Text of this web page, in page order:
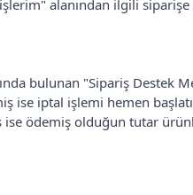
alanından ilgili
bulunan "Sipariş Destek
ise iptal işlemi hemen
ise ödemiş olduğun tutar